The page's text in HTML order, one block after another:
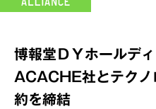
博報堂ＤＹホールデ
ACACHE社とテクノ
約を締結